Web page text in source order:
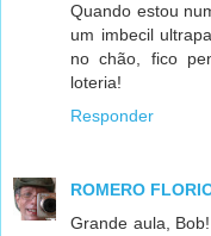
Quando estou
um imbecil
no chão, fico
loteria!
Responder
ROMERO
Grande aula,